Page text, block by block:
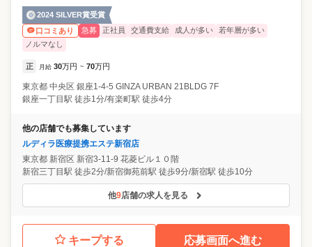
フ満足度が高いサロンとして成長してきました。
2024 SILVER賞受賞
口コミあり
急募 正社員 交通費支給 成人が多い
若年層が多い
ノルマなし
正 月給 30万円 ~ 70万円
東京都 中央区 銀座1-4-5 GINZA URBAN 21BLDG 7F
銀座一丁目駅 徒歩1分/有楽町駅 徒歩4分
他の店舗でも募集しています
ルディラ医療提携エステ新宿店
東京都 新宿区 新宿3-11-9 花菱ビル１０階
新宿三丁目駅 徒歩2分/新宿御苑前駅 徒歩9分/新宿駅 徒歩10分
他9店舗の求人を見る
キープする 応募画面へ進む